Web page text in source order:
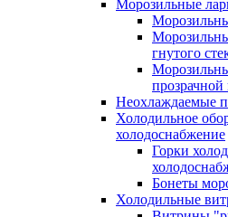
Морозильные
гнутого
Неохлаждаемые
Холодильное
холодоснабжение
Горки
Бонеты
Холодильные